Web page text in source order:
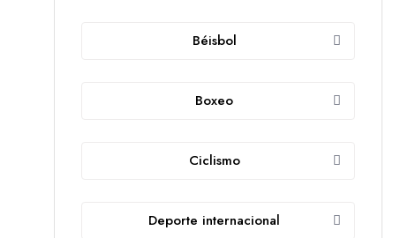
Béisbol
Boxeo
Ciclismo
Deporte internacional